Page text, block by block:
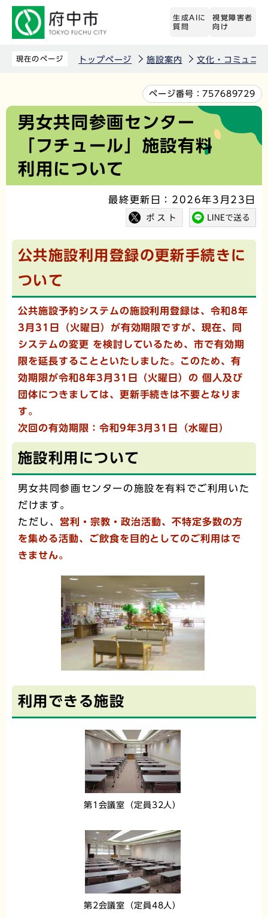
先
生成AIに
質問
視覚障害者
向け
現在のページ トップページ 施設案内 文化・コミュニ
文
ページ番号：757689729
男女共同参画センター
「フチュール」施設有料
利用について
最終更新日：2026年3月23日
公共施設利用登録の更新手続きに
ついて
公共施設予約システムの施設利用登録は、令和8年
3月31日（火曜日）が有効期限ですが、現在、同
システムの変更 を検討しているため、市で有効期
限を延長することといたしました。このため、有
効期限が令和8年3月31日（火曜日）の 個人及び
団体につきましては、更新手続きは不要となりま
す。
次回の有効期限：令和9年3月31日（水曜日）
施設利用について
男女共同参画センターの施設を有料でご利用いた
だけます。
ただし、営利・宗教・政治活動、不特定多数の方
を集める活動、ご飲食を目的としてのご利用はで
きません。
利用できる施設
第1会議室（定員32人）
第2会議室（定員48人）